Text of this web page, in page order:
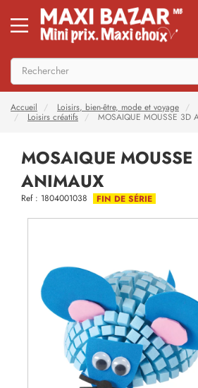
Accueil Loisirs, bien-être, mode et voyage
Loisirs créatifs
MOSAIQUE MOUSSE 3D
MOSAIQUE MOUSSE
ANIMAUX
Ref : 1804001038 FIN DE SÉRIE